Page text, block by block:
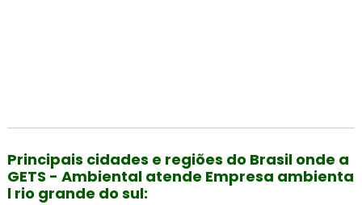
Principais cidades e regiões do Brasil onde a
GETS - Ambiental atende Empresa ambienta
l rio grande do sul: